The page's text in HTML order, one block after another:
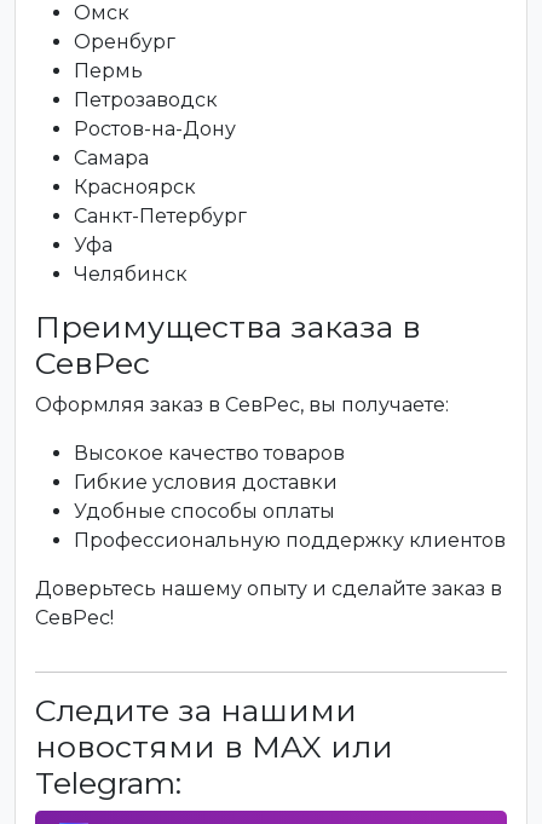
Омск
Оренбург
Пермь
Петрозаводск
Ростов-на-Дону
Самара
Красноярск
Санкт-Петербург
Уфа
Челябинск
Преимущества заказа в
СевРес
Оформляя заказ в СевРес, вы получаете:
Высокое качество товаров
Гибкие условия доставки
Удобные способы оплаты
Профессиональную поддержку клиентов
Доверьтесь нашему опыту и сделайте заказ в
СевРес!
Следите за нашими
новостями в MAX или
Telegram: